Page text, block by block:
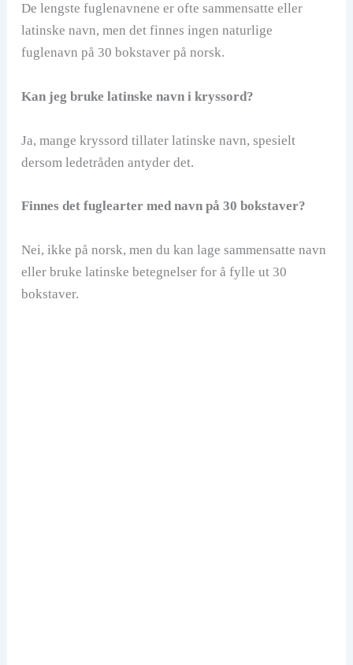
De lengste fuglenavnene er ofte sammensatte eller
latinske navn, men det finnes ingen naturlige
fuglenavn på 30 bokstaver på norsk.
Kan jeg bruke latinske navn i kryssord?
Ja, mange kryssord tillater latinske navn, spesielt
dersom ledetråden antyder det.
Finnes det fuglearter med navn på 30 bokstaver?
Nei, ikke på norsk, men du kan lage sammensatte navn
eller bruke latinske betegnelser for å fylle ut 30
bokstaver.